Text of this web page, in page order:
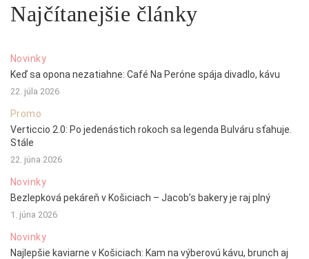
Najčítanejšie články
Novinky
Keď sa opona nezatiahne: Café Na Peróne spája divadlo, kávu
22. júla 2026
Promo
Verticcio 2.0: Po jedenástich rokoch sa legenda Bulváru sťahuje.
Stále
22. júna 2026
Novinky
Bezlepková pekáreň v Košiciach – Jacob’s bakery je raj plný
1. júna 2026
Novinky
Najlepšie kaviarne v Košiciach: Kam na výberovú kávu, brunch aj